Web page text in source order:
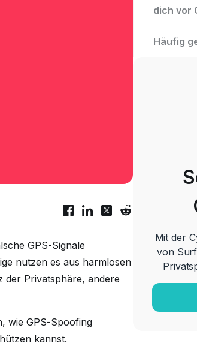
GPS-Signale
nutzen es aus harmlosen
der Privatsphäre, andere
wie GPS-Spoofing
kannst.
dich vor
Häufig
Mit der
von